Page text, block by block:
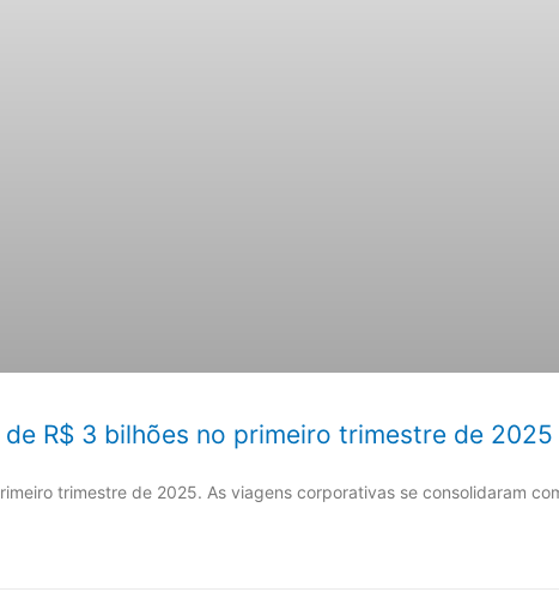
R$ 3 bilhões no primeiro trimestre de 2025
trimestre de 2025. As viagens corporativas se consolidaram